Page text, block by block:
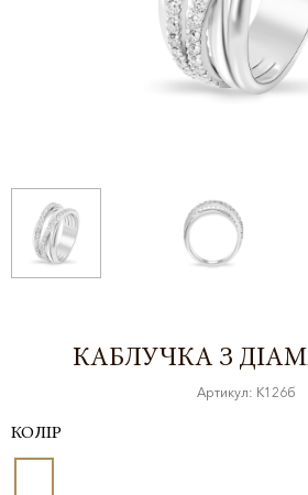
КАБЛУЧКА З
Артикул: К126б
КОЛІР